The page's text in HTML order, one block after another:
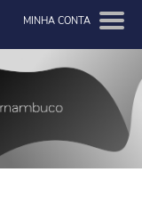
MINHA CONTA